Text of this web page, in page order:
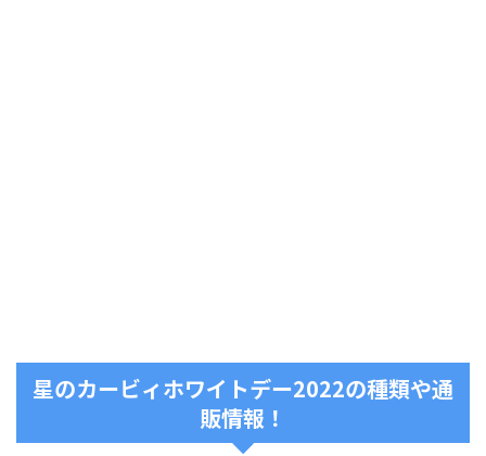
星のカービィホワイトデー2022の種類や通
販情報！